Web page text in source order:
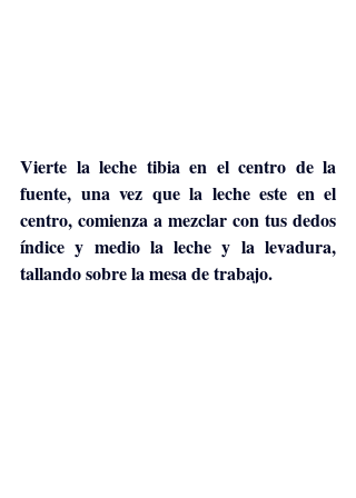
Vierte la leche tibia en el centro de la
fuente, una vez que la leche este en el
centro, comienza a mezclar con tus dedos
índice y medio la leche y la levadura,
tallando sobre la mesa de trabajo.